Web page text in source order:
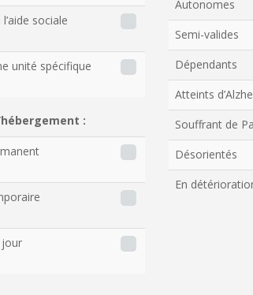
sociale
unité spécifique
:
jour
Autonomes
Semi-valides
Dépendants
Atteints
Souffrant de
Désorientés
En